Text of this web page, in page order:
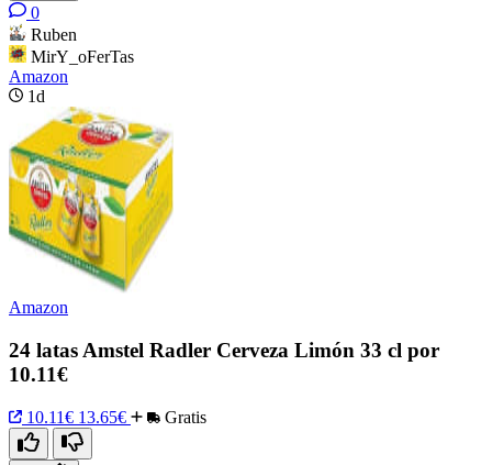
0
Ruben
MirY_oFerTas
Amazon
1d
Amazon
24 latas Amstel Radler Cerveza Limón 33 cl por
10.11€
10.11€ 13.65€ Gratis